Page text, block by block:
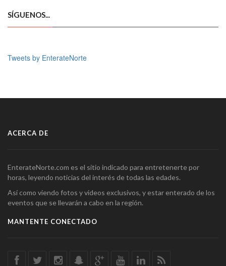
SÍGUENOS...
Tweets by EnterateNorte
ACERCA DE
EnterateNorte.com es el sitio indicado para entretenerte por
horas, leyendo noticias del interés de todas las edades.
Así como viendo fotos y videos exclusivos, y estar enterado de los
eventos que se llevarán a cabo en la región.
MANTENTE CONECTADO